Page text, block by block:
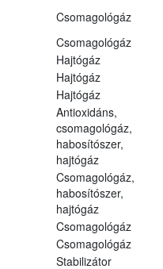
Csomagológáz
Csomagológáz
Hajtógáz
Hajtógáz
Hajtógáz
Antioxidáns,
csomagológáz,
habosítószer,
hajtógáz
Csomagológáz,
habosítószer,
hajtógáz
Csomagológáz
Csomagológáz
Stabilizátor